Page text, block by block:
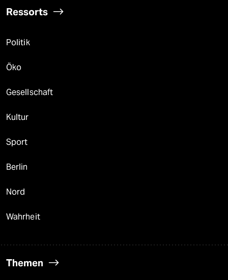
Ressorts
Politik
Öko
Gesellschaft
Kultur
Sport
Berlin
Nord
Wahrheit
Themen